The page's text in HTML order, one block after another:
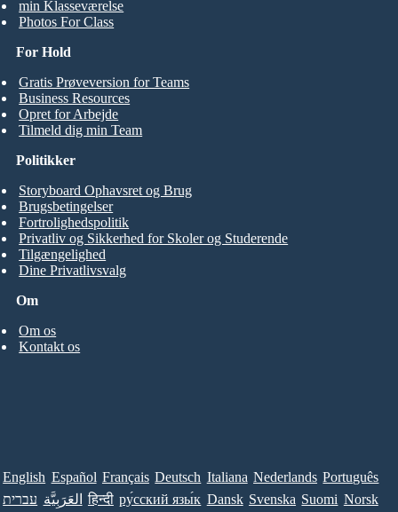
min Klasseværelse
Photos For Class
For Hold
Gratis Prøveversion for Teams
Business Resources
Opret for Arbejde
Tilmeld dig min Team
Om
Om os
Kontakt os
Politikker
Storyboard Ophavsret og Brug
Brugsbetingelser
Fortrolighedspolitik
Privatliv og Sikkerhed for Skoler og Studerende
Tilgængelighed
Dine Privatlivsvalg
English Español Français Deutsch Italiana Nederlands Português
עברית العَرَبِيَّة हिन्दी ру́сский язы́к Dansk Svenska Suomi Norsk